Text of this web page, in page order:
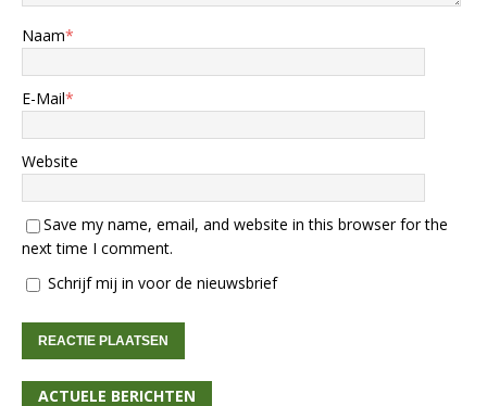
Naam*
E-Mail*
Website
Save my name, email, and website in this browser for the
next time I comment.
Schrijf mij in voor de nieuwsbrief
ACTUELE BERICHTEN